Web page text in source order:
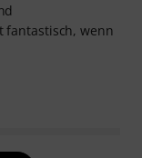
fantastisch, wenn